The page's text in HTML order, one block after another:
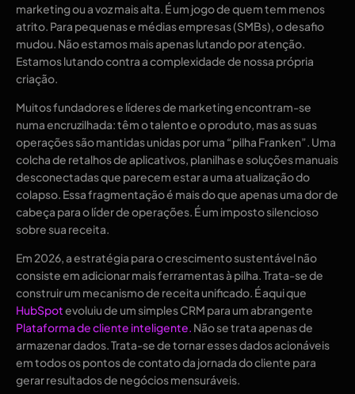
marketing ou a voz mais alta. É um jogo de quem tem menos
atrito. Para pequenas e médias empresas (SMBs), o desafio
mudou. Não estamos mais apenas lutando por atenção.
Estamos lutando contra a complexidade de nossa própria
criação.
Muitos fundadores e líderes de marketing encontram-se
numa encruzilhada: têm o talento e o produto, mas as suas
operações são mantidas unidas por uma “pilha Franken”. Uma
colcha de retalhos de aplicativos, planilhas e soluções manuais
desconectadas que parecem estar a uma atualização do
colapso. Essa fragmentação é mais do que apenas uma dor de
cabeça para o líder de operações. É um imposto silencioso
sobre sua receita.
Em 2026, a estratégia para o crescimento sustentável não
consiste em adicionar mais ferramentas à pilha. Trata-se de
construir um mecanismo de receita unificado. É aqui que
HubSpotevoluiu de um simples CRM para um abrangente
Plataforma de cliente inteligente. Não se trata apenas de
armazenar dados. Trata-se de tornar esses dados acionáveis ​​
em todos os pontos de contato da jornada do cliente para
gerar resultados de negócios mensuráveis.